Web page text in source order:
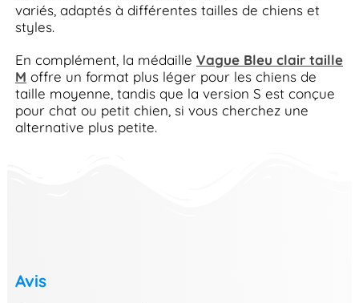
variés, adaptés à différentes tailles de chiens et
styles.
En complément, la médaille Vague Bleu clair taille
M offre un format plus léger pour les chiens de
taille moyenne, tandis que la version S est conçue
pour chat ou petit chien, si vous cherchez une
alternative plus petite.
Avis